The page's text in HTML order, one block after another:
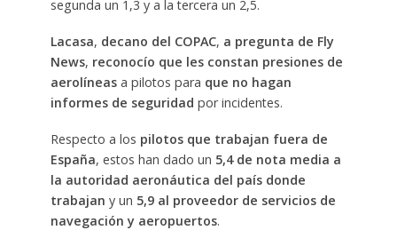
segunda un 1,3 y a la tercera un 2,5.
Lacasa, decano del COPAC, a pregunta de Fly
News, reconocío que les constan presiones de
aerolíneasa pilotos para que no hagan
informes de seguridad por incidentes.
Respecto a los pilotos que trabajan fuera de
España, estos han dado un 5,4 de nota media a
la autoridad aeronáutica del país donde
trabajan y un 5,9 al proveedor de servicios de
navegación y aeropuertos.